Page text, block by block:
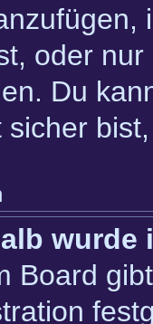
oder
Du
sicher
wurde
Board